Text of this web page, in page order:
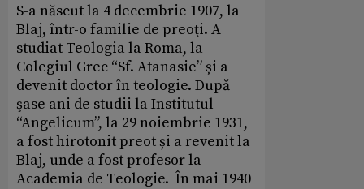
S-a născut la 4 decembrie 1907, la
Blaj, într-o familie de preoţi. A
studiat Teologia la Roma, la
Colegiul Grec “Sf. Atanasie” și a
devenit doctor în teologie. După
şase ani de studii la Institutul
“Angelicum”, la 29 noiembrie 1931,
a fost hirotonit preot și a revenit la
Blaj, unde a fost profesor la
Academia de Teologie. În mai 1940